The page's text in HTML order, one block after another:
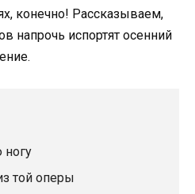
конечно! Рассказываем,
напрочь испортят осенний
ногу
той оперы